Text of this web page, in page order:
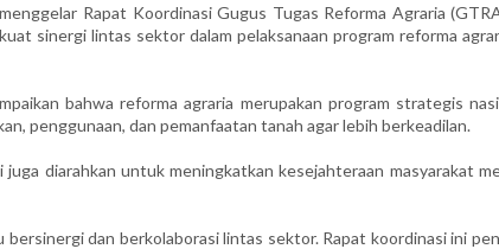
Rapat Koordinasi Gugus Tugas Reforma Agraria
sinergi lintas sektor dalam pelaksanaan program reforma
bahwa reforma agraria merupakan program strategis
penggunaan, dan pemanfaatan tanah agar lebih berkeadilan.
diarahkan untuk meningkatkan kesejahteraan masyarakat
dan berkolaborasi lintas sektor. Rapat koordinasi ini